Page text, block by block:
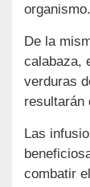
organismo.
De la
calabaza,
verduras
resultarán
Las
combatir